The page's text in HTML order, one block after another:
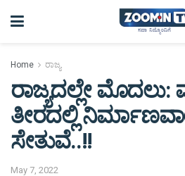
Home ರಾಜ್ಯ
ರಾಜ್ಯದಲ್ಲೇ
ತೀರದಲ್ಲಿ
ಸೇತುವೆ..!!
May 7, 2022